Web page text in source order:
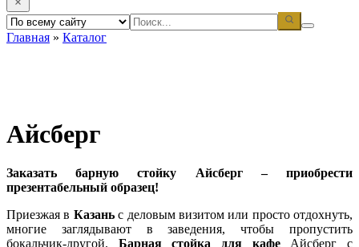
Главная » Каталог
Айсберг
Заказать барную стойку Айсберг – приобрести
презентабельный образец!
Приезжая в Казаньс деловым визитом или просто отдохнуть,
многие заглядывают в заведения, чтобы пропустить
бокальчик-другой. Барная стойка для кафеАйсберг с